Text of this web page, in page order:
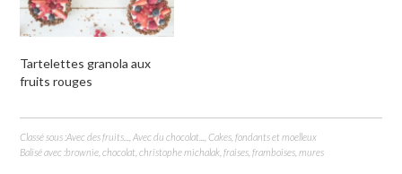
Tartelettes granola aux
fruits rouges
Classé sous :Avec des fruits... ,Avec du chocolat... ,Cakes, fondants et moelleux
Balisé avec :brownie ,chocolat ,christophe michalak ,fraises ,framboises ,mures